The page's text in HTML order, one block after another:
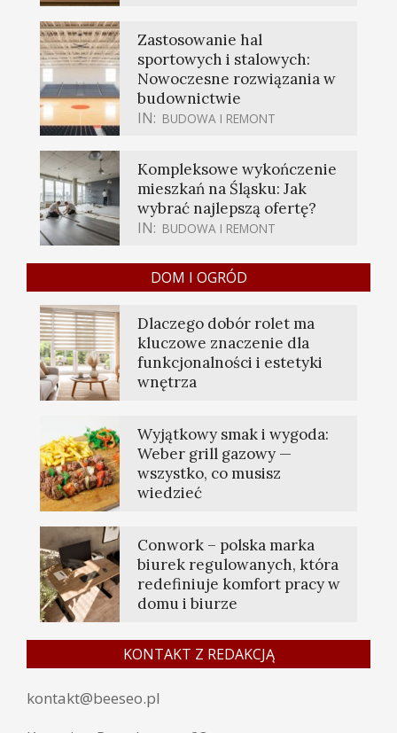
Zastosowanie hal
sportowych i stalowych:
Nowoczesne rozwiązania w
budownictwie
IN: BUDOWA I REMONT
Kompleksowe wykończenie
mieszkań na Śląsku: Jak
wybrać najlepszą ofertę?
IN: BUDOWA I REMONT
DOM I OGRÓD
Dlaczego dobór rolet ma
kluczowe znaczenie dla
funkcjonalności i estetyki
wnętrza
Wyjątkowy smak i wygoda:
Weber grill gazowy —
wszystko, co musisz
wiedzieć
Conwork – polska marka
biurek regulowanych, która
redefiniuje komfort pracy w
domu i biurze
KONTAKT Z REDAKCJĄ
kontakt@beeseo.pl